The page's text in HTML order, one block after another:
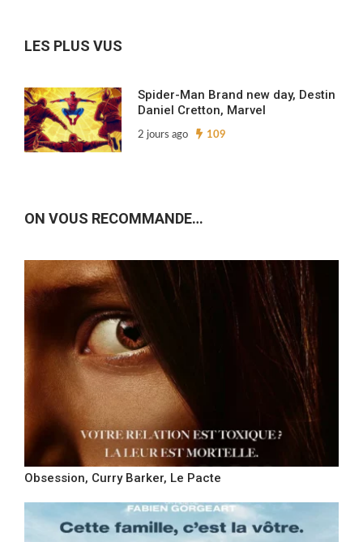
LES PLUS VUS
Spider-Man Brand new day, Destin
Daniel Cretton, Marvel
2 jours ago 109
ON VOUS RECOMMANDE…
Obsession, Curry Barker, Le Pacte